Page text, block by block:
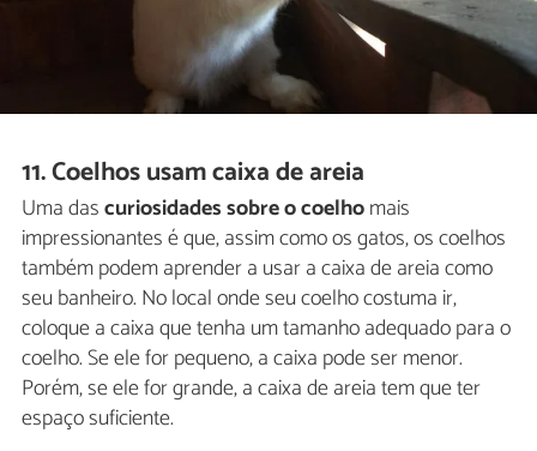
11. Coelhos usam caixa de areia
Uma dascuriosidades sobre o coelhomais
impressionantes é que, assim como os gatos, os coelhos
também podem aprender a usar a caixa de areia como
seu banheiro. No local onde seu coelho costuma ir,
coloque a caixa que tenha um tamanho adequado para o
coelho. Se ele for pequeno, a caixa pode ser menor.
Porém, se ele for grande, a caixa de areia tem que ter
espaço suficiente.